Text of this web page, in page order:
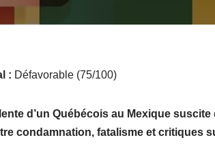
: Défavorable (75/100)
d’un Québécois au Mexique
condamnation, fatalisme et critiques